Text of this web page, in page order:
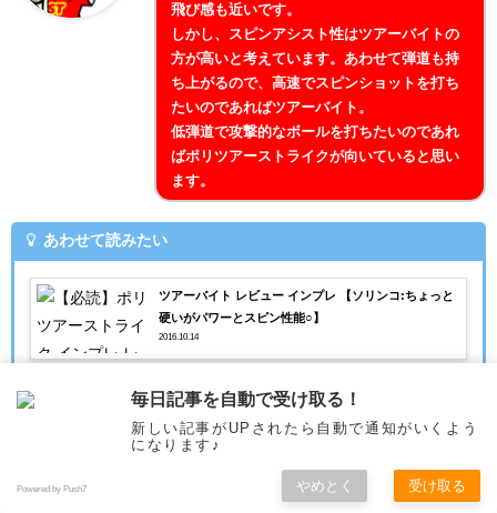
飛び感も近いです。
しかし、スピンアシスト性はツアーバイトの
方が高いと考えています。あわせて弾道も持
ち上がるので、高速でスピンショットを打ち
たいのであればツアーバイト。
低弾道で攻撃的なボールを打ちたいのであれ
ばポリツアーストライクが向いていると思い
ます。
あわせて読みたい
ツアーバイト レビュー インプレ 【ソリンコ:ちょっと
硬いがパワーとスピン性能○】
2016.10.14
ポリツアーストライクの処方箋
毎日記事を自動で受け取る！
新しい記事がUPされたら自動で通知がいくよう
になります♪
Powered by Push7 やめとく 受け取る